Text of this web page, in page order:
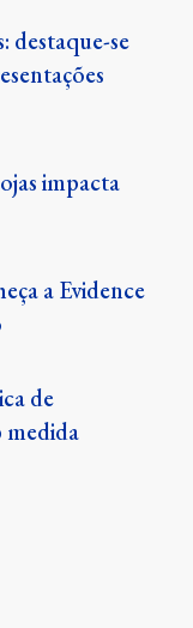
destaque-se
impacta
a Evidence
de
medida